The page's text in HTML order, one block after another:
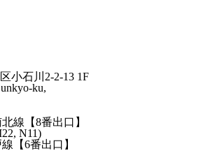
小石川2-2-13 1F
ku,
線【8番出口】
N11)
【6番出口】